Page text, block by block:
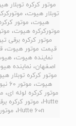
موتور کرکره توبلار
توبلار هیوت،
هیوت، موتور
موتورکرکره هیوت،
موتور کرکره برقی
قیمت موتور هیوت،
نماینده هیوت،
اصفهان، نماینده
Hutte 60n، موتور کرکره Hutte HA45-60 ، انواع موتور کرکره